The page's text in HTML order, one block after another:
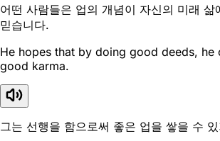
어떤 사람들은 업의 개념이 자신의 미래 삶
믿습니다.
He hopes that by doing good deeds, he
good karma.
그는 선행을 함으로써 좋은 업을 쌓을 수